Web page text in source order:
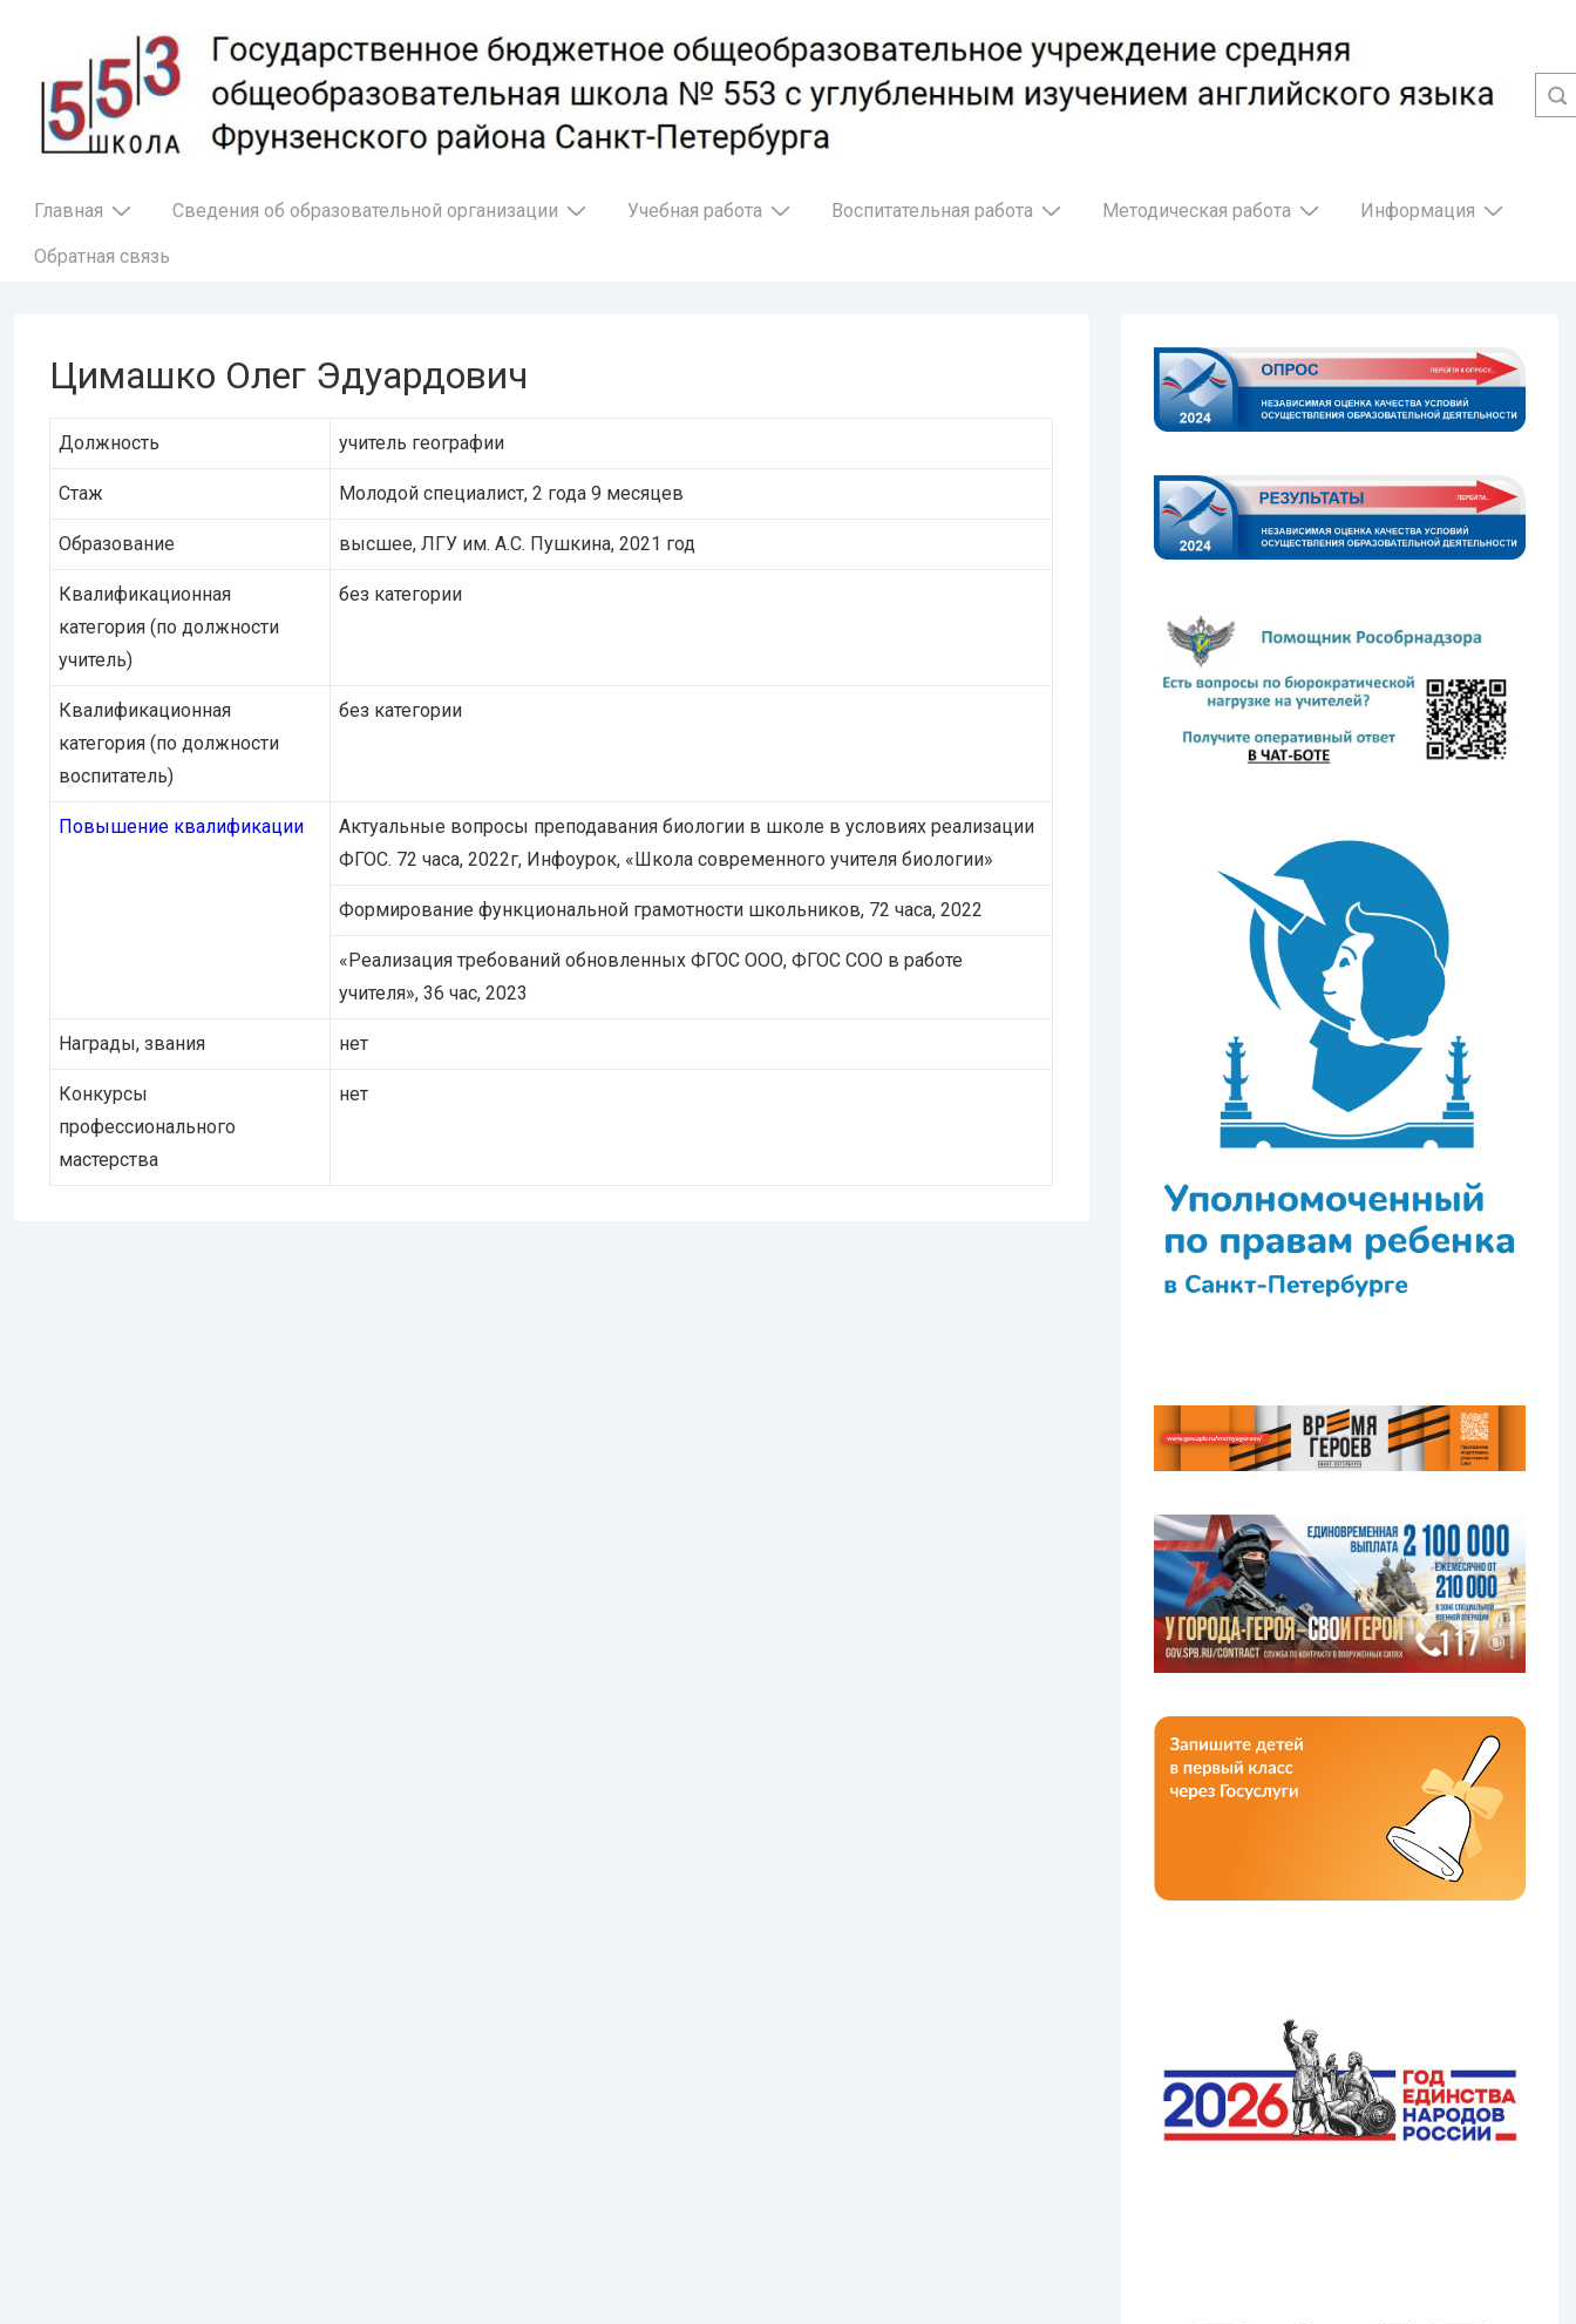
основному
содержимому
Основная
Главная Сведения об образовательной организации Учебная работа Воспитательная работа Методическая работа Информация
Обратная связь
Цимашко Олег Эдуардович
Должность учитель географии
Стаж Молодой специалист, 2 года 9 месяцев
Образование высшее, ЛГУ им. А.С. Пушкина, 2021 год
Квалификационная
категория (по должности
учитель)
без категории
Квалификационная
категория (по должности
воспитатель)
без категории
Повышение квалификации
Актуальные вопросы преподавания биологии в школе в условиях реализации
ФГОС. 72 часа, 2022г, Инфоурок, «Школа современного учителя биологии»
Формирование функциональной грамотности школьников, 72 часа, 2022
«Реализация требований обновленных ФГОС ООО, ФГОС СОО в работе
учителя», 36 час, 2023
Награды, звания нет
Конкурсы
профессионального
мастерства
нет